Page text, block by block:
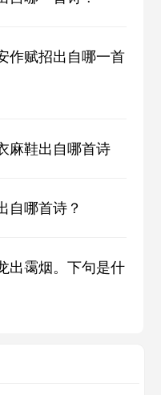
作赋招出自哪一首
麻鞋出自哪首诗
自哪首诗？
出霭烟。下句是什